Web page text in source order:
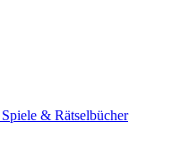
Spiele & Rätselbücher